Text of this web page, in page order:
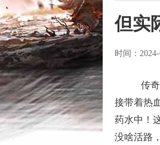
但实
时间：
传奇
接带着热
药水中！
没啥活路